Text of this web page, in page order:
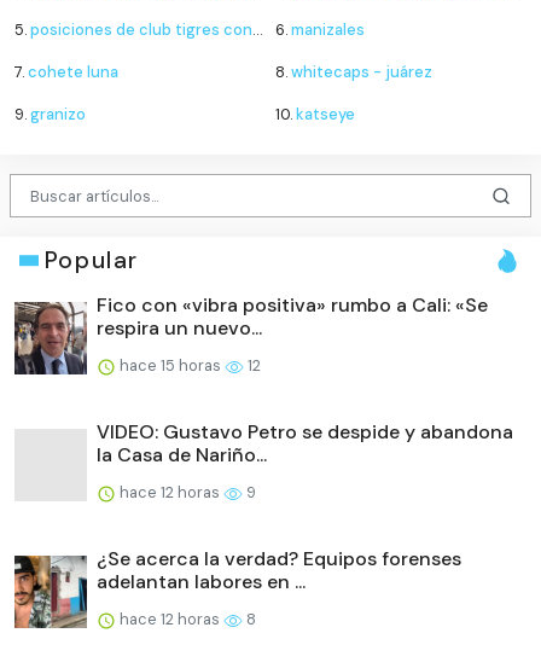
5.posiciones de club tigres contra minnesota united 6.manizales
7.cohete luna 8.whitecaps - juárez
9.granizo 10.katseye
Popular
Fico con «vibra positiva» rumbo a Cali: «Se
respira un nuevo...
hace 15 horas 12
VIDEO: Gustavo Petro se despide y abandona
la Casa de Nariño...
hace 12 horas 9
¿Se acerca la verdad? Equipos forenses
adelantan labores en ...
hace 12 horas 8